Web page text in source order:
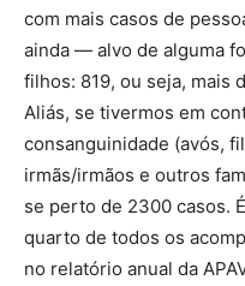
com mais casos de
ainda — alvo de alguma
filhos: 819, ou seja, mais
Aliás, se tivermos em
consanguinidade (avós,
irmãs/irmãos e outros
se perto de 2300 casos.
quarto de todos os
no relatório anual da